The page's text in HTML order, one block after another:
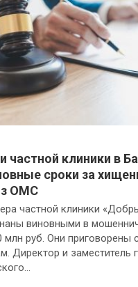
частной клиники в
сроки за
ОМС
частной клиники
виновными в
млн руб. Они приговорены
Директор и заместитель